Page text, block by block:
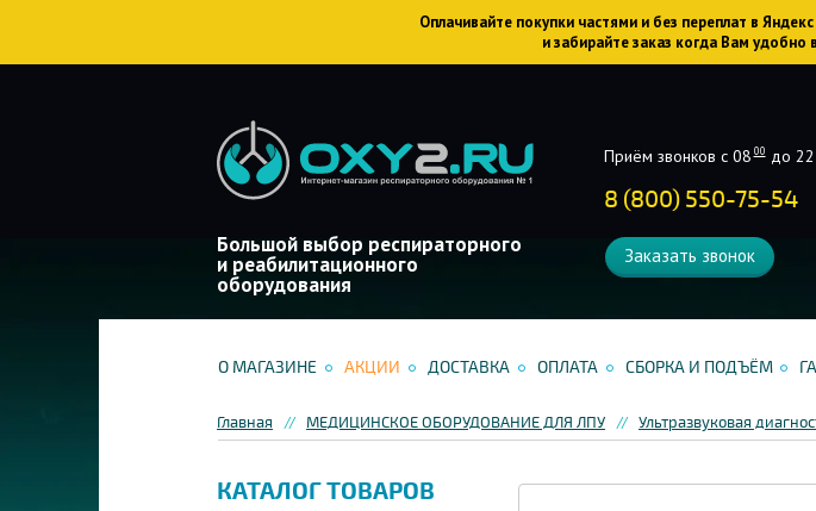
Оплачивайте покупки частями и без переплат в
и забирайте заказ когда Вам
Большой выбор респираторного
и реабилитационного
оборудования
Приём звонков с 08 00до 22
8 (800) 550-75-54
Заказать звонок
О МАГАЗИНЕ АКЦИИ ДОСТАВКА ОПЛАТА СБОРКА И ПОДЪЁМ
Главная МЕДИЦИНСКОЕ ОБОРУДОВАНИЕ ДЛЯ ЛПУ Ультразвуковая
КАТАЛОГ ТОВАРОВ